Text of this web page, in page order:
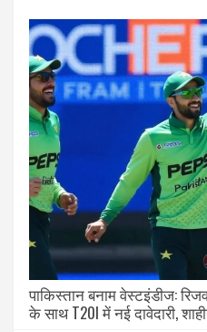
पाकिस्तान बनाम वेस्टइंडीज:
के साथ T20I में नई दावेदारी,